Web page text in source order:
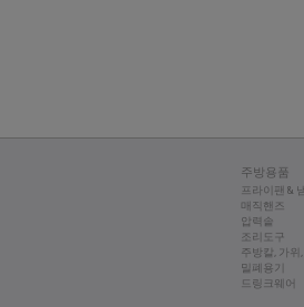
주방용품
프라이팬 &
매직핸즈
압력솥
조리도구
주방칼, 가위
밀폐용기
드링크웨어